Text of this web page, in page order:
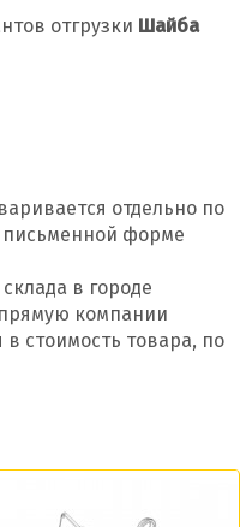
отгрузки Шайба
отдельно по
письменной форме
в городе
компании
стоимость товара, по